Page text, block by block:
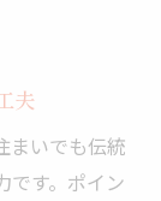
夫
まいでも伝統
です。ポイン